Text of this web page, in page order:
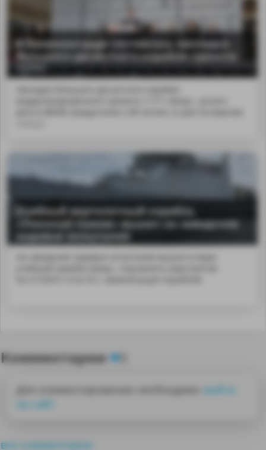
В Калининграде состоялась закладка
большого десантного корабля проекта
Учебный вертолетный корабль
«Николай Камов» вышел на заводские
ходовые испытания
Комментарии 0
Для комментирования необходимо войти
на сайт
все комментарии